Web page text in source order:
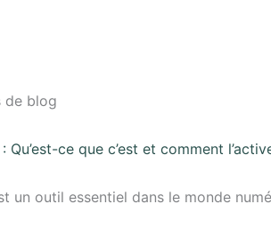
de blog
Qu’est-ce que c’est et comment
un outil essentiel dans le monde